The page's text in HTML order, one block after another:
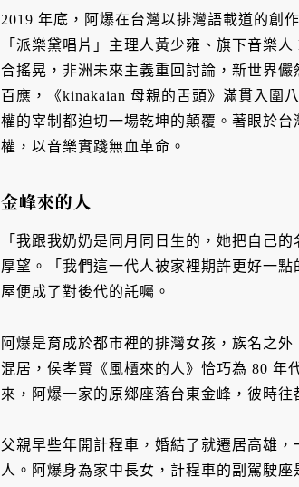
2019 年底，阿爆在台灣以排灣語載道的創
「派樂黛唱片」主理人黃少雍、旗下音樂
合搖晃，非洲未來主義重回討論，新世界
百應，《kinakaian 母親的舌頭》滿貫入圍
權的宰制都迫切一場乾坤的顛覆。著眼於
權，以音樂實踐無血革命。
金峰來的人
「我跟我奶奶是同月同日生的，她把自己
厚望。「我們這一代人被家裡期許更好一
屋便成了對後代的託囑。
阿爆是育成於都市裡的排灣女孩，族名之
混居，侯孝賢《風櫃來的人》恰巧為 80 年
來，阿爆一家的原鄉座落台東金峰，彼時往
父親早些年開計程車，婚結了就遷居高雄
人。阿爆身為家中長女，計程車的副駕駛